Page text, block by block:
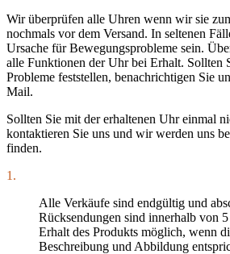
Wir überprüfen alle Uhren wenn wir sie
nochmals vor dem Versand. In seltenen
Ursache für Bewegungsprobleme sein.
alle Funktionen der Uhr bei Erhalt. Sollten
Probleme feststellen, benachrichtigen Sie
Mail.
Sollten Sie mit der erhaltenen Uhr einmal
kontaktieren Sie uns und wir werden uns
finden.
1.
Alle Verkäufe sind endgültig und
Rücksendungen sind innerhalb von
Erhalt des Produkts möglich, wenn
Beschreibung und Abbildung